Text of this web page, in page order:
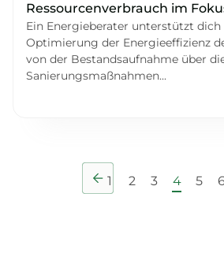
Ressourcenverbrauch im
Ein Energieberater unterstützt dich
Optimierung der Energieeffizienz
von der Bestandsaufnahme über
Sanierungsmaßnahmen...
1 2 3 4 5